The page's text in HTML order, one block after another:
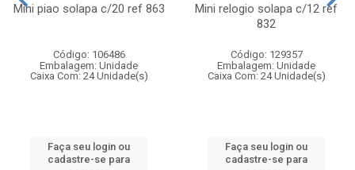
Mini piao solapa c/20 ref 863
Código: 106486
Embalagem: Unidade
Caixa Com: 24 Unidade(s)
Faça seu login ou
cadastre-se para
Mini relogio solapa c/12 ref
832
Código: 129357
Embalagem: Unidade
Caixa Com: 24 Unidade(s)
Faça seu login ou
cadastre-se para